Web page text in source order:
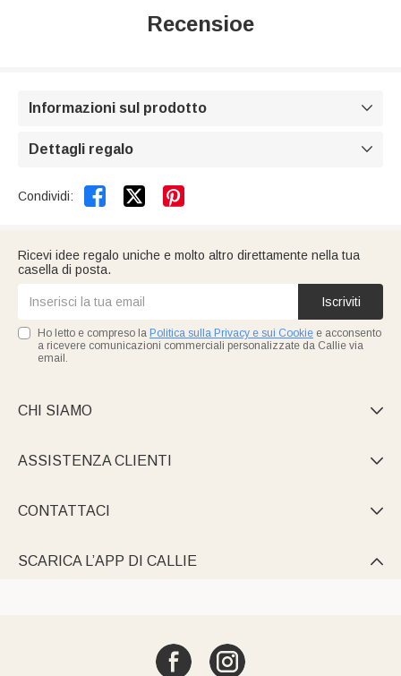
Recensioe
Informazioni sul prodotto 
Dettagli regalo 
Condividi:  
Ricevi idee regalo uniche e molto altro direttamente nella tua
casella di posta.
Iscriviti
Ho letto e compreso la Politica sulla Privacy e sui Cookie e acconsento
a ricevere comunicazioni commerciali personalizzate da Callie via
email.
CHI SIAMO 
ASSISTENZA CLIENTI 
CONTATTACI 
SCARICA L’APP DI CALLIE 